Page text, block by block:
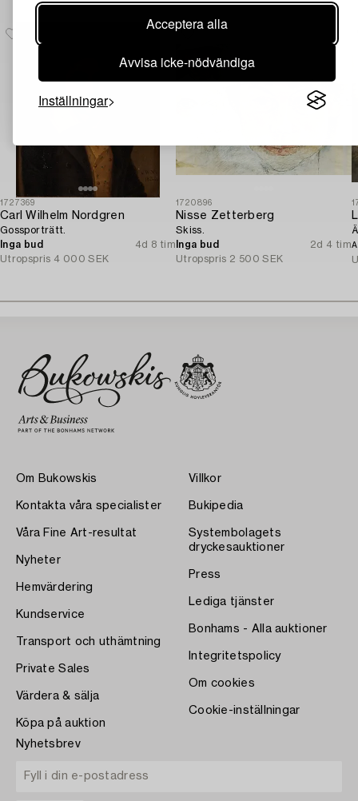
Acceptera alla
Avvisa icke-nödvändiga
Inställningar
1727369
Carl Wilhelm Nordgren
Gossporträtt.
Inga bud
4d 8 tim
Utropspris 4 000 SEK
1720896
Nisse Zetterberg
Skiss.
Inga bud
2d 4 tim
Utropspris 2 500 SEK
Om Bukowskis
Kontakta våra specialister
Våra Fine Art-resultat
Nyheter
Hemvärdering
Kundservice
Transport och uthämtning
Private Sales
Värdera & sälja
Köpa på auktion
Villkor
Bukipedia
Systembolagets
dryckesauktioner
Press
Lediga tjänster
Bonhams - Alla auktioner
Integritetspolicy
Om cookies
Cookie-inställningar
Nyhetsbrev